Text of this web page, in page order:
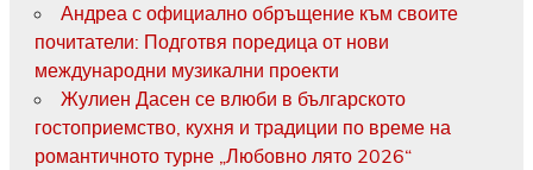
Андреа с официално обръщение към своите
почитатели: Подготвя поредица от нови
международни музикални проекти
Жулиен Дасен се влюби в българското
гостоприемство, кухня и традиции по време на
романтичното турне „Любовно лято 2026“